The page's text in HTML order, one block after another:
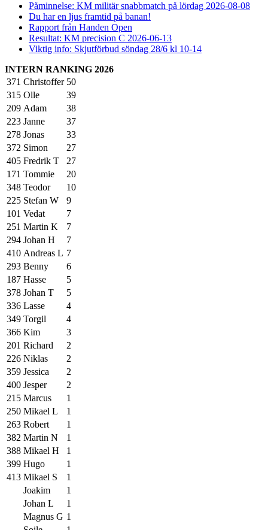
Påminnelse: KM militär snabbmatch på lördag 2026-08-08
Du har en ljus framtid på banan!
Rapport från Handen Open
Resultat: KM precision C 2026-06-13
Viktig info: Skjutförbud söndag 28/6 kl 10-14
INTERN RANKING 2026
371 Christoffer 50
315 Olle
39
209 Adam
38
223 Janne
37
278 Jonas
33
372 Simon
27
405 Fredrik T
27
171 Tommie
20
348 Teodor
10
225 Stefan W
9
101 Vedat
7
251 Martin K
7
294 Johan H
7
410 Andreas L 7
293 Benny
6
187 Hasse
5
378 Johan T
5
336 Lasse
4
349 Torgil
4
366 Kim
3
201 Richard
2
226 Niklas
2
359 Jessica
2
400 Jesper
2
215 Marcus
1
250 Mikael L
1
263 Robert
1
382 Martin N
1
388 Mikael H
1
399 Hugo
1
413 Mikael S
1
Joakim
1
Johan L
1
Magnus G 1